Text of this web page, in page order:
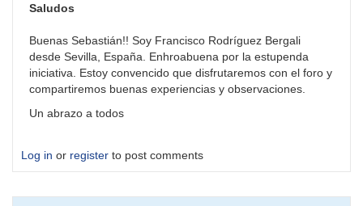
Sebastian
al
resto
de
by
Saludos
Buenas Sebastián!! Soy Francisco Rodríguez Bergali
desde Sevilla, España. Enhroabuena por la estupenda
iniciativa. Estoy convencido que disfrutaremos con el foro y
compartiremos buenas experiencias y observaciones.
Un abrazo a todos
Log in or register to post comments